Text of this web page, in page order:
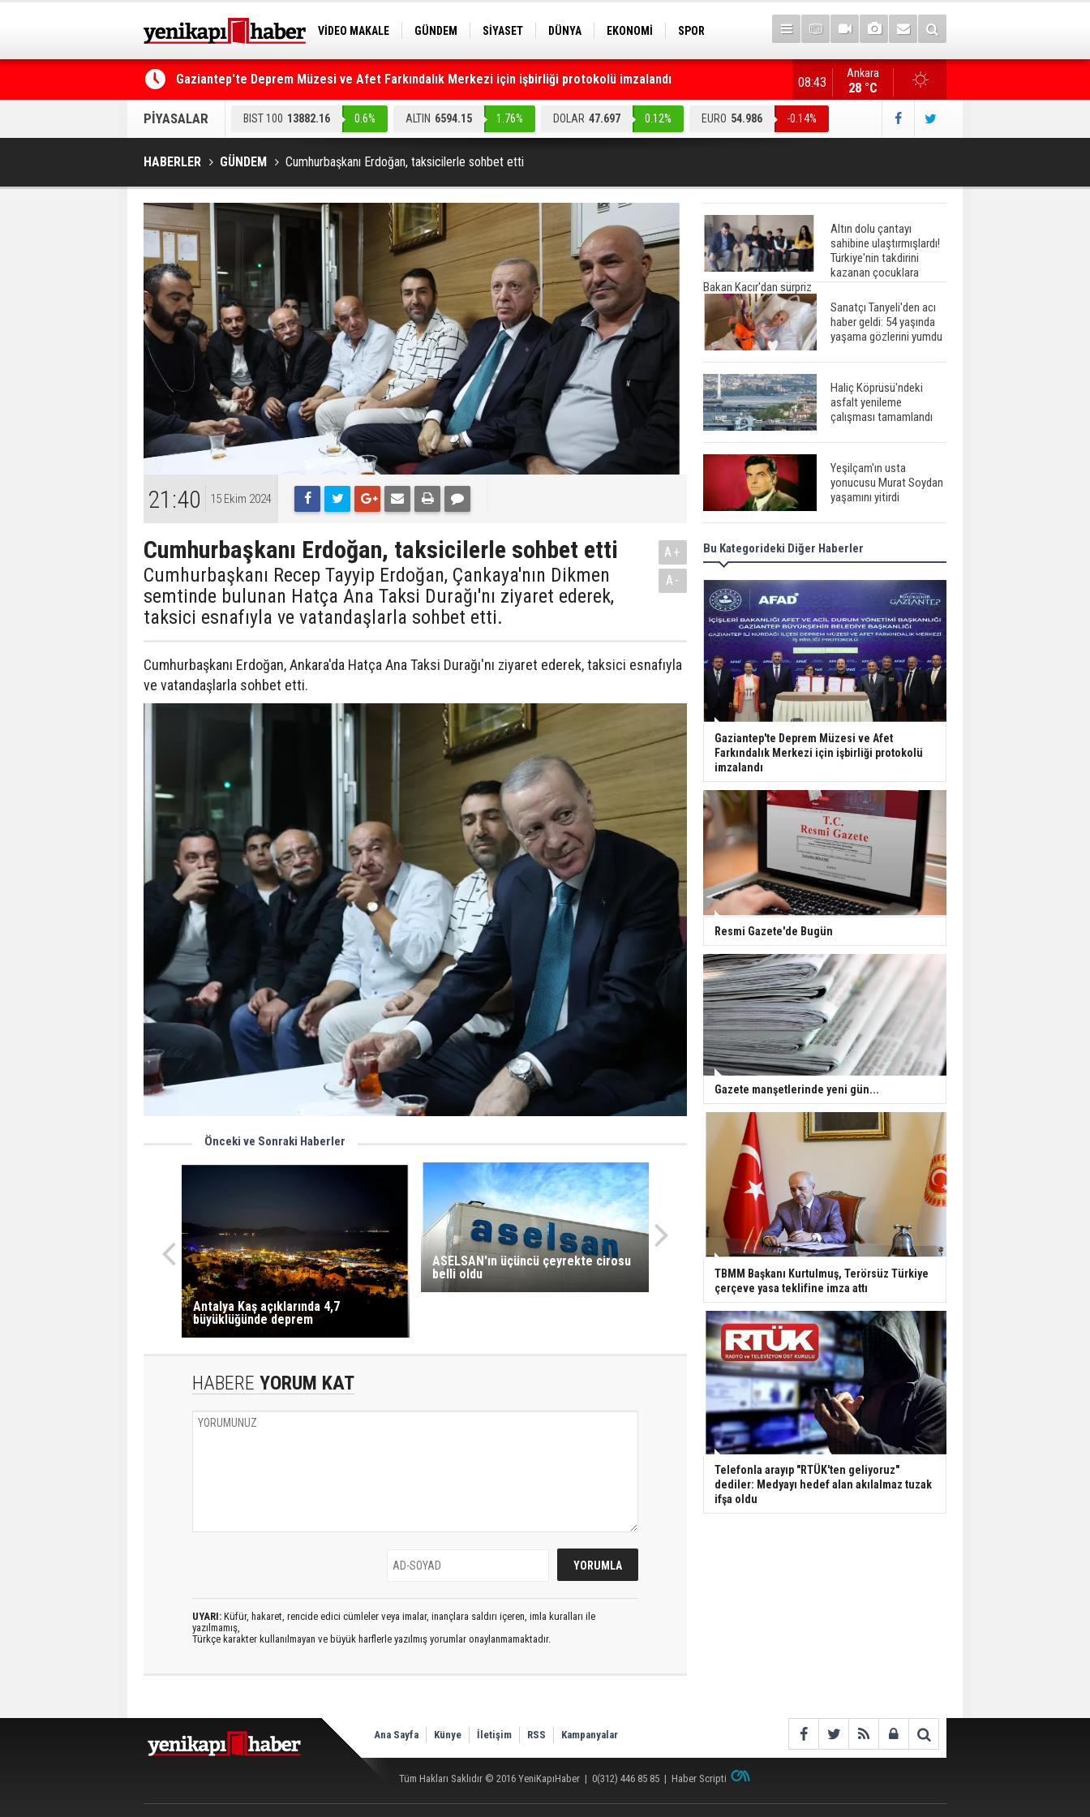
VİDEO MAKALE GÜNDEM SİYASET DÜNYA EKONOMİ
SPOR
Gaziantep'te Deprem Müzesi ve Afet Farkındalık Merkezi için işbirliği protokolü imzalandı
Gazete manşetlerinde yeni gün...
Ankara
28 °C
08:43
PİYASALAR BIST 100 13882.16 0.6% ALTIN 6594.15 1.76% DOLAR 47.697 0.12% EURO 54.986 -0.14%
HABERLER GÜNDEM Cumhurbaşkanı Erdoğan, taksicilerle sohbet etti
21:40 15 Ekim 2024
Cumhurbaşkanı Erdoğan, taksicilerle sohbet etti
Cumhurbaşkanı Recep Tayyip Erdoğan, Çankaya'nın Dikmen
semtinde bulunan Hatça Ana Taksi Durağı'nı ziyaret ederek,
taksici esnafıyla ve vatandaşlarla sohbet etti.
A+
A-
Cumhurbaşkanı Erdoğan, Ankara'da Hatça Ana Taksi Durağı'nı ziyaret ederek, taksici esnafıyla
ve vatandaşlarla sohbet etti.
Önceki ve Sonraki Haberler
Antalya Kaş açıklarında 4,7
büyüklüğünde deprem
ASELSAN'ın üçüncü çeyrekte cirosu
belli oldu
HABERE YORUM KAT
UYARI: Küfür, hakaret, rencide edici cümleler veya imalar, inançlara saldırı içeren, imla kuralları ile
yazılmamış,
Türkçe karakter kullanılmayan ve büyük harflerle yazılmış yorumlar onaylanmamaktadır.
Altın dolu çantayı
sahibine ulaştırmışlardı!
Türkiye'nin takdirini
kazanan çocuklara
Bakan Kacır'dan sürpriz
Sanatçı Tanyeli'den acı
haber geldi: 54 yaşında
yaşama gözlerini yumdu
Haliç Köprüsü'ndeki
asfalt yenileme
çalışması tamamlandı
Yeşilçam'ın usta
yonucusu Murat Soydan
yaşamını yitirdi
Meral Akşener ile
Müsavat Dervişoğlu
cenazede görüntülendi
29 Mayıs okullar tatil mi?
Bilim kurgu
gerçekleşiyor...
Dondurulmuş insanları
hayata döndürecek keşif
Ünlü türkücü Mahmut
Tuncer estetik
operasyon geçirdi: Son
hali gündem oldu
Yerli turist 229,7 milyar
lira seyahat harcaması
yaptı
Gazze'deki Sağlık
Bakanlığı duyurdu:
Vahşetin pençesinde 2
salgın vaka tespit edildi
Bu Kategorideki Diğer Haberler
Gaziantep'te Deprem Müzesi ve Afet
Farkındalık Merkezi için işbirliği protokolü
imzalandı
Resmi Gazete'de Bugün
Gazete manşetlerinde yeni gün...
TBMM Başkanı Kurtulmuş, Terörsüz Türkiye
çerçeve yasa teklifine imza attı
Telefonla arayıp "RTÜK'ten geliyoruz"
dediler: Medyayı hedef alan akılalmaz tuzak
ifşa oldu
Ana Sayfa Künye İletişim RSS Kampanyalar
Tüm Hakları Saklıdır © 2016 YeniKapıHaber | 0(312) 446 85 85 | Haber Scripti